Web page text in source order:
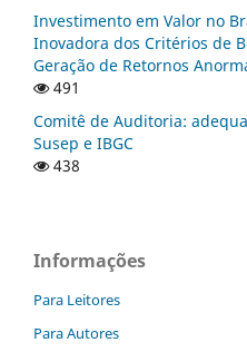
Investimento em Valor no
Inovadora dos Critérios de
Geração de Retornos
491
Comitê de Auditoria:
Susep e IBGC
438
Informações
Para Leitores
Para Autores